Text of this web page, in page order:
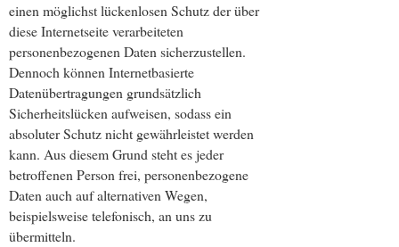
einen möglichst lückenlosen Schutz der über
diese Internetseite verarbeiteten
personenbezogenen Daten sicherzustellen.
Dennoch können Internetbasierte
Datenübertragungen grundsätzlich
Sicherheitslücken aufweisen, sodass ein
absoluter Schutz nicht gewährleistet werden
kann. Aus diesem Grund steht es jeder
betroffenen Person frei, personenbezogene
Daten auch auf alternativen Wegen,
beispielsweise telefonisch, an uns zu
übermitteln.